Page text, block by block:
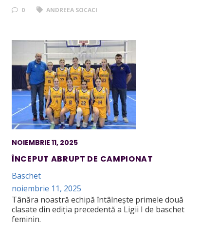
0 ANDREEA SOCACI
NOIEMBRIE 11, 2025
ÎNCEPUT ABRUPT DE CAMPIONAT
Baschet
noiembrie 11, 2025
Tânăra noastră echipă întâlnește primele două
clasate din ediția precedentă a Ligii I de baschet
feminin.